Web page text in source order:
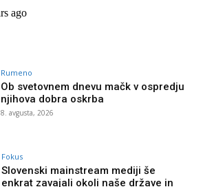
Rumeno
Ob svetovnem dnevu mačk v ospredju
njihova dobra oskrba
8. avgusta, 2026
Fokus
Slovenski mainstream mediji še
enkrat zavajali okoli naše države in